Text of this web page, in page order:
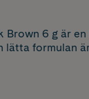
Brown 6 g är
lätta formulan